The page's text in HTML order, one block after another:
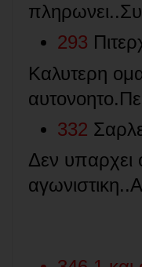
293
Καλυτερη
332
Δεν υπαρχει